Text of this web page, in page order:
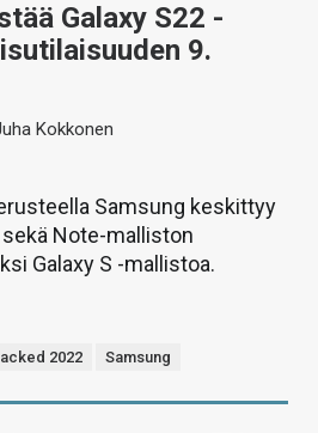
Galaxy S22 -
9.
Kokkonen
Samsung keskittyy
Note-malliston
Galaxy S -mallistoa.
2022 Samsung